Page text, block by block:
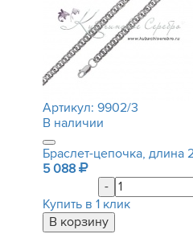
Артикул: 9902/3
В наличии
Браслет-цепочка, длина
5 088
-
Купить в 1 клик